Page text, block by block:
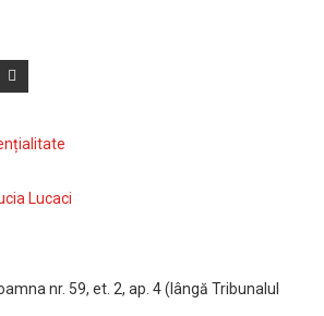
Lucaci
nr. 59, et. 2, ap. 4 (lângă Tribunalul